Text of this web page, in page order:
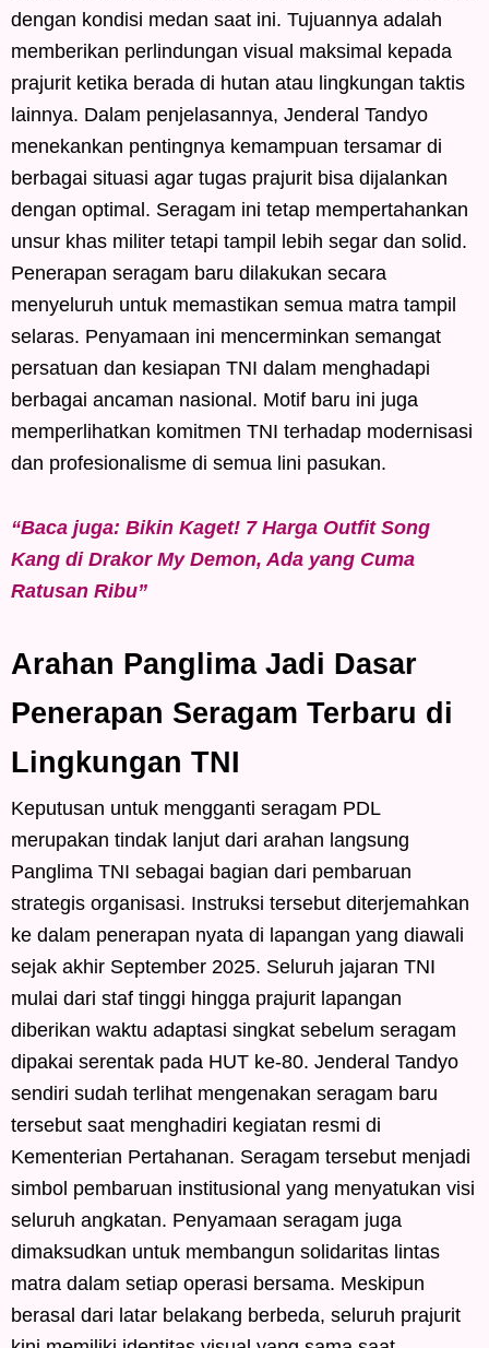
dengan kondisi medan saat ini. Tujuannya adalah
memberikan perlindungan visual maksimal kepada
prajurit ketika berada di hutan atau lingkungan taktis
lainnya. Dalam penjelasannya, Jenderal Tandyo
menekankan pentingnya kemampuan tersamar di
berbagai situasi agar tugas prajurit bisa dijalankan
dengan optimal. Seragam ini tetap mempertahankan
unsur khas militer tetapi tampil lebih segar dan solid.
Penerapan seragam baru dilakukan secara
menyeluruh untuk memastikan semua matra tampil
selaras. Penyamaan ini mencerminkan semangat
persatuan dan kesiapan TNI dalam menghadapi
berbagai ancaman nasional. Motif baru ini juga
memperlihatkan komitmen TNI terhadap modernisasi
dan profesionalisme di semua lini pasukan.
“Baca juga: Bikin Kaget! 7 Harga Outfit Song
Kang di Drakor My Demon, Ada yang Cuma
Ratusan Ribu”
Arahan Panglima Jadi Dasar
Penerapan Seragam Terbaru di
Lingkungan TNI
Keputusan untuk mengganti seragam PDL
merupakan tindak lanjut dari arahan langsung
Panglima TNI sebagai bagian dari pembaruan
strategis organisasi. Instruksi tersebut diterjemahkan
ke dalam penerapan nyata di lapangan yang diawali
sejak akhir September 2025. Seluruh jajaran TNI
mulai dari staf tinggi hingga prajurit lapangan
diberikan waktu adaptasi singkat sebelum seragam
dipakai serentak pada HUT ke-80. Jenderal Tandyo
sendiri sudah terlihat mengenakan seragam baru
tersebut saat menghadiri kegiatan resmi di
Kementerian Pertahanan. Seragam tersebut menjadi
simbol pembaruan institusional yang menyatukan visi
seluruh angkatan. Penyamaan seragam juga
dimaksudkan untuk membangun solidaritas lintas
matra dalam setiap operasi bersama. Meskipun
berasal dari latar belakang berbeda, seluruh prajurit